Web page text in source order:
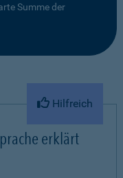
Summe der
Hilfreich
erklärt